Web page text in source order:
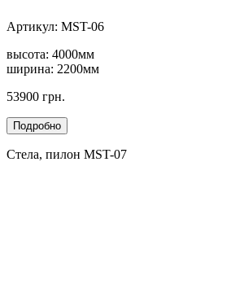
Артикул: MST-06
высота: 4000мм
ширина: 2200мм
53900 грн.
Стела, пилон MST-07